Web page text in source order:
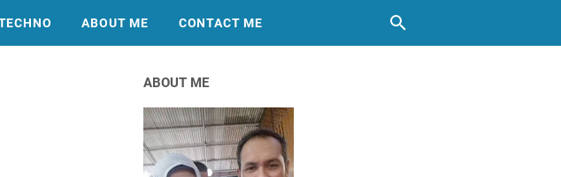
ABOUT ME CONTACT ME
ABOUT ME